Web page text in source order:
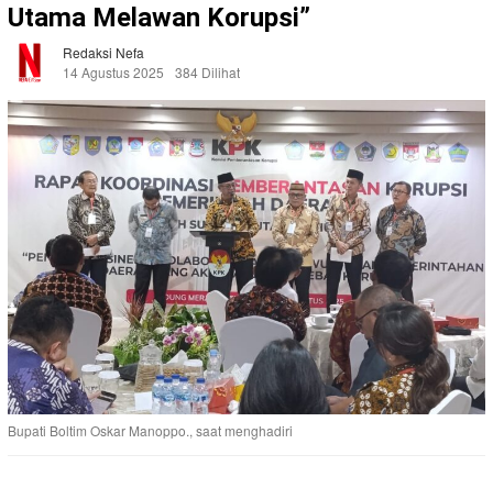
Utama Melawan Korupsi”
Redaksi Nefa
14 Agustus 2025
384 Dilihat
Bupati Boltim Oskar Manoppo., saat menghadiri